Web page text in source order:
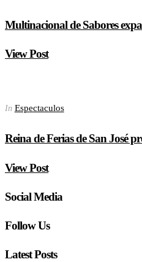
Multinacional de Sabores
View Post
In Espectaculos
Reina de Ferias de San José
View Post
Social Media
Follow Us
Latest Posts